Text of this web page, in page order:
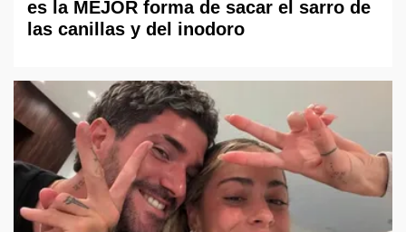
es la MEJOR forma de sacar el sarro de
las canillas y del inodoro